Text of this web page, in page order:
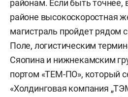
районам. Если быть точнее,
районе высокоскоростная
магистраль пройдет рядом
Поле, логистическим
Сяопина и нижнекамским
портом «ТЕМ-ПО», который
«Холдинговая компания